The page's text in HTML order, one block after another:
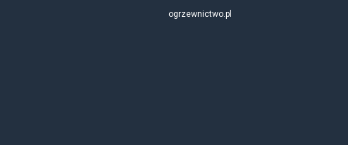
ogrzewnictwo.pl